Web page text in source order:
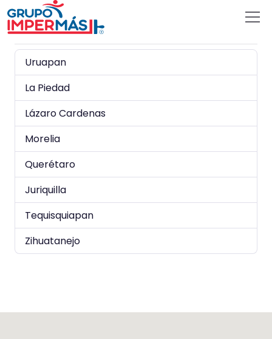
Uruapan
La Piedad
Lázaro Cardenas
Morelia
Querétaro
Juriquilla
Tequisquiapan
Zihuatanejo